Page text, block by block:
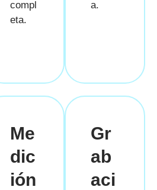
compl
eta.
a.
Me
dic
ión
Gr
ab
aci